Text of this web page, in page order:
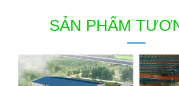
SẢN PHẨM